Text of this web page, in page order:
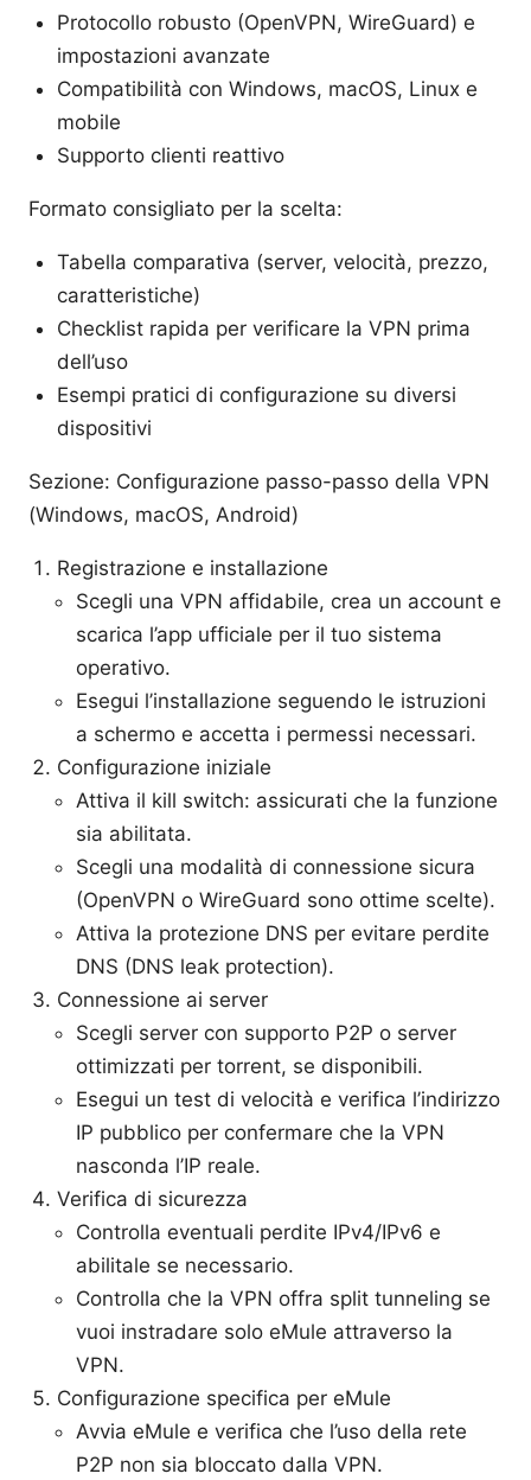
Protocollo robusto (OpenVPN, WireGuard) e
impostazioni avanzate
Compatibilità con Windows, macOS, Linux e
mobile
Supporto clienti reattivo
Formato consigliato per la scelta:
Tabella comparativa (server, velocità, prezzo,
caratteristiche)
Checklist rapida per verificare la VPN prima
dell’uso
Esempi pratici di configurazione su diversi
dispositivi
Sezione: Configurazione passo-passo della VPN
(Windows, macOS, Android)
Registrazione e installazione
Scegli una VPN affidabile, crea un account e
scarica l’app ufficiale per il tuo sistema
operativo.
Esegui l’installazione seguendo le istruzioni
a schermo e accetta i permessi necessari.
Configurazione iniziale
Attiva il kill switch: assicurati che la funzione
sia abilitata.
Scegli una modalità di connessione sicura
(OpenVPN o WireGuard sono ottime scelte).
Attiva la protezione DNS per evitare perdite
DNS (DNS leak protection).
Connessione ai server
Scegli server con supporto P2P o server
ottimizzati per torrent, se disponibili.
Esegui un test di velocità e verifica l’indirizzo
IP pubblico per confermare che la VPN
nasconda l’IP reale.
Verifica di sicurezza
Controlla eventuali perdite IPv4/IPv6 e
abilitale se necessario.
Controlla che la VPN offra split tunneling se
vuoi instradare solo eMule attraverso la
VPN.
Configurazione specifica per eMule
Avvia eMule e verifica che l’uso della rete
P2P non sia bloccato dalla VPN.